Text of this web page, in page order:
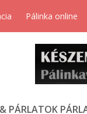
Pálinka online
PÁRLATOK